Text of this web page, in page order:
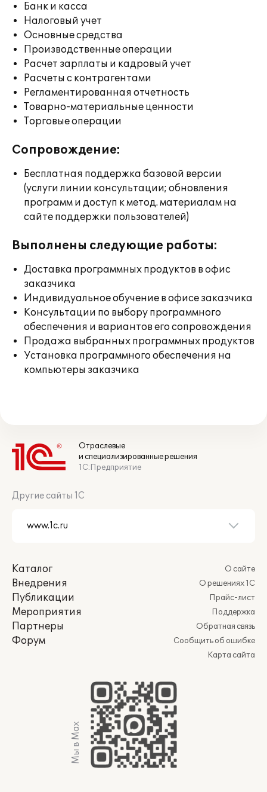
Банк и касса
Налоговый учет
Основные средства
Производственные операции
Расчет зарплаты и кадровый учет
Расчеты с контрагентами
Регламентированная отчетность
Товарно-материальные ценности
Торговые операции
Сопровождение:
Бесплатная поддержка базовой версии
(услуги линии консультации; обновления
программ и доступ к метод. материалам на
сайте поддержки пользователей)
Выполнены следующие работы:
Доставка программных продуктов в офис
заказчика
Индивидуальное обучение в офисе заказчика
Консультации по выбору программного
обеспечения и вариантов его сопровождения
Продажа выбранных программных продуктов
Установка программного обеспечения на
компьютеры заказчика
Отраслевые
и специализированные решения
1С:Предприятие
Другие сайты 1С
Каталог
Внедрения
Публикации
Мероприятия
Партнеры
Форум
О сайте
О решениях 1С
Прайс-лист
Поддержка
Обратная связь
Сообщить об ошибке
Карта сайта
Мы в Max